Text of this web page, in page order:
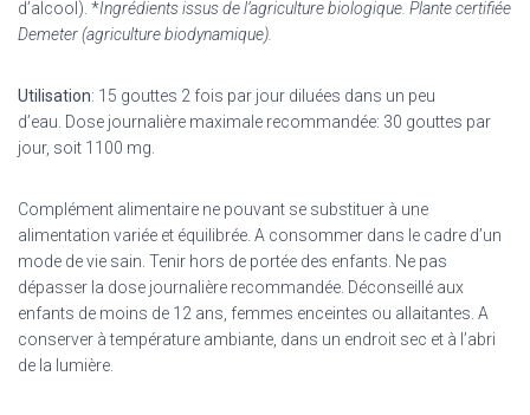
d’alcool). *Ingrédients issus de l’agriculture biologique. Plante certifiée
Demeter (agriculture biodynamique).
Utilisation: 15 gouttes 2 fois par jour diluées dans un peu
d’eau. Dose journalière maximale recommandée: 30 gouttes par
jour, soit 1100 mg.
Complément alimentaire ne pouvant se substituer à une
alimentation variée et équilibrée. A consommer dans le cadre d’un
mode de vie sain. Tenir hors de portée des enfants. Ne pas
dépasser la dose journalière recommandée. Déconseillé aux
enfants de moins de 12 ans, femmes enceintes ou allaitantes. A
conserver à température ambiante, dans un endroit sec et à l’abri
de la lumière.